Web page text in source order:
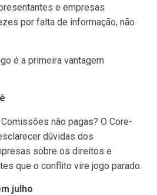
e empresas
por falta de informação, não
é a primeira vantagem
Comissões não pagas? O Core-
dúvidas dos
sobre os direitos e
que o conflito vire jogo parado.
julho